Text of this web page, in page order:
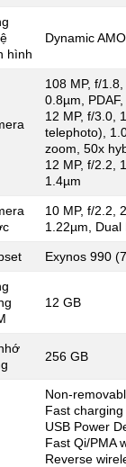
hình
Dynamic
108 MP, f/
0.8µm,
12 MP, f/3.0,
telephoto),
zoom, 50x
12 MP, f/2.2,
1.4µm
10 MP, f/2.2,
1.22µm, Dual
Exynos 990
12 GB
256 GB
Non-
Fast charging
USB Power
Fast Qi/PMA
Reverse